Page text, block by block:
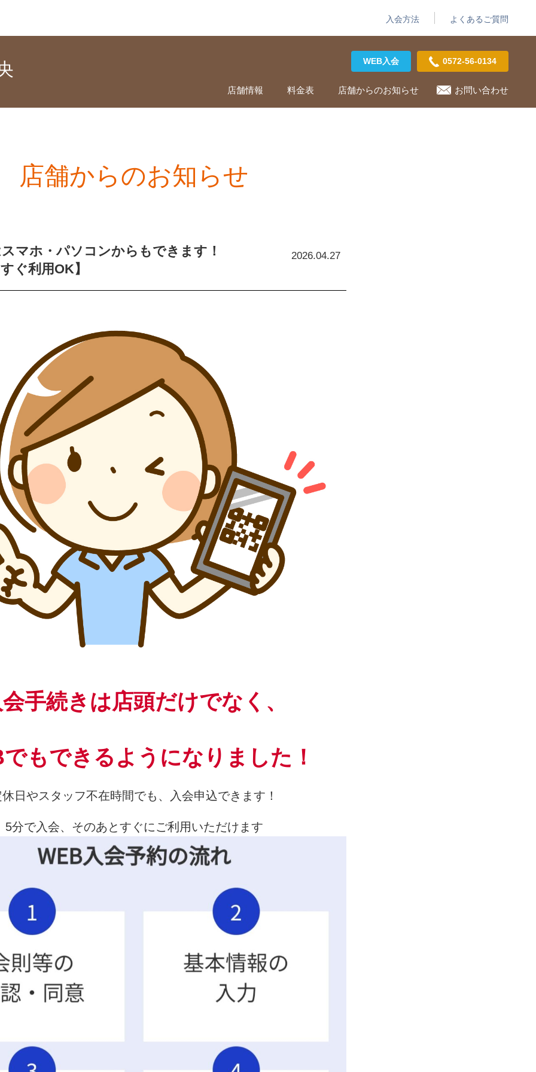
入会方法 よくあるご質問
店舗情報 料金表 店舗からのお知らせ お問い合わせ
WEB入会 0572-56-0134
店舗からのお知らせ
マホ・パソコンからもできます！
ぐ利用OK】
2026.04.27
手続き は店頭だけでなく、
もできるようになりました！
日やスタッフ不在時間でも、入会申込できます！
5分で入会、そのあとすぐにご利用いただけます